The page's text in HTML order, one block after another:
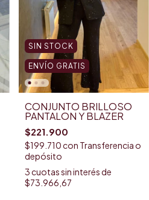
SIN STOCK
ENVÍO GRATIS
CONJUNTO BRILLOSO
PANTALON Y BLAZER
$221.900
$199.710con Transferencia o
depósito
3cuotas sin interés de
$73.966,67